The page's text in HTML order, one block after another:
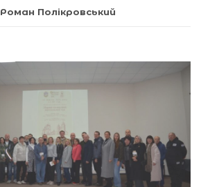
Роман Полікровський